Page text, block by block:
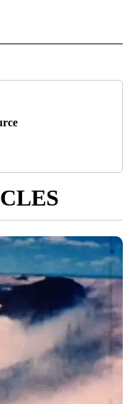
NOTIFICATIONS ABOUT